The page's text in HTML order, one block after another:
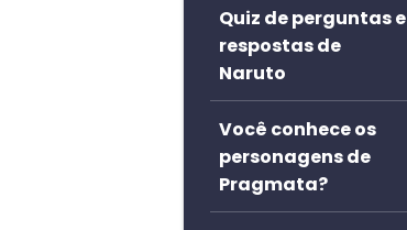
Quiz de perguntas e
respostas de
Naruto
Você conhece os
personagens de
Pragmata?